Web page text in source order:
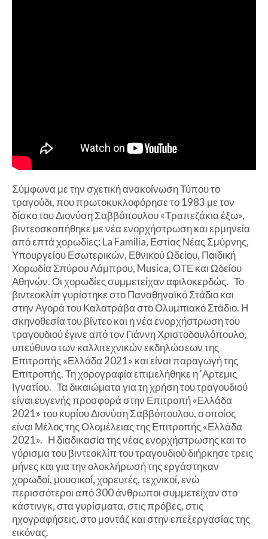
Σύμφωνα με την σχετική ανακοίνωση Τύπου το
τραγούδι, που πρωτοκυκλοφόρησε το 1983 με τον
δίσκο του Διονύση Σαββόπουλου «Τραπεζάκια έξω»,
βιντεοσκοπήθηκε με νέα ενορχήστρωση και ερμηνεία
από επτά χορωδίες: La Familia, Εστίας Νέας Σμύρνης,
Υπουργείου Εσωτερικών, Εθνικού Ωδείου, Παιδική
Χορωδία Σπύρου Λάμπρου, Musica, ΟΤΕ και Ωδείου
Αθηνών. Οι χορωδίες συμμετείχαν αφιλοκερδώς. Το
βιντεοκλίπ γυρίστηκε στο Παναθηναϊκό Στάδιο και
στην Αγορά του Καλατράβα στο Ολυμπιακό Στάδιο. Η
σκηνοθεσία του βίντεο και η νέα ενορχήστρωση του
τραγουδιού έγινε από τον Γιάννη Χριστοδουλόπουλο,
υπεύθυνο των καλλιτεχνικών εκδηλώσεων της
Επιτροπής «Ελλάδα 2021» και είναι παραγωγή της
Επιτροπής. Τη χορογραφία επιμελήθηκε η 'Αρτεμις
Ιγνατίου. Τα δικαιώματα για τη χρήση του τραγουδιού
είναι ευγενής προσφορά στην Επιτροπή «Ελλάδα
2021» του κυρίου Διονύση Σαββόπουλου, ο οποίος
είναι Μέλος της Ολομέλειας της Επιτροπής «Ελλάδα
2021». Η διαδικασία της νέας ενορχήστρωσης και το
γύρισμα του βιντεοκλίπ του τραγουδιού διήρκησε τρεις
μήνες και για την ολοκλήρωσή της εργάστηκαν
χορωδοί, μουσικοί, χορευτές, τεχνικοί, ενώ
περισσότεροι από 300 άνθρωποι συμμετείχαν στο
κάστινγκ, στα γυρίσματα, στις πρόβες, στις
ηχογραφήσεις, στο μοντάζ και στην επεξεργασίας της
εικόνας.